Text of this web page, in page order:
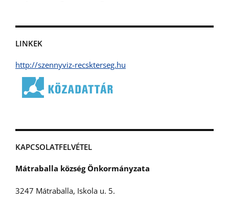
LINKEK
http://szennyviz-recskterseg.hu
KAPCSOLATFELVÉTEL
Mátraballa község Önkormányzata
3247 Mátraballa, Iskola u. 5.